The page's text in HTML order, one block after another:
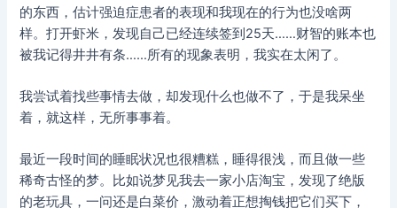
的东西，估计强迫症患者的表现和我现在的行为也没啥两
样。打开虾米，发现自己已经连续签到25天……财智的账本也
被我记得井井有条……所有的现象表明，我实在太闲了。
我尝试着找些事情去做，却发现什么也做不了，于是我呆坐
着，就这样，无所事事着。
最近一段时间的睡眠状况也很糟糕，睡得很浅，而且做一些
稀奇古怪的梦。比如说梦见我去一家小店淘宝，发现了绝版
的老玩具，一问还是白菜价，激动着正想掏钱把它们买下，